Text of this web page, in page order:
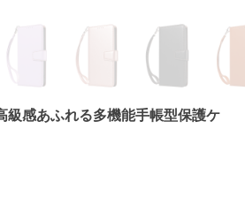
級感あふれる多機能手帳型保護ケ